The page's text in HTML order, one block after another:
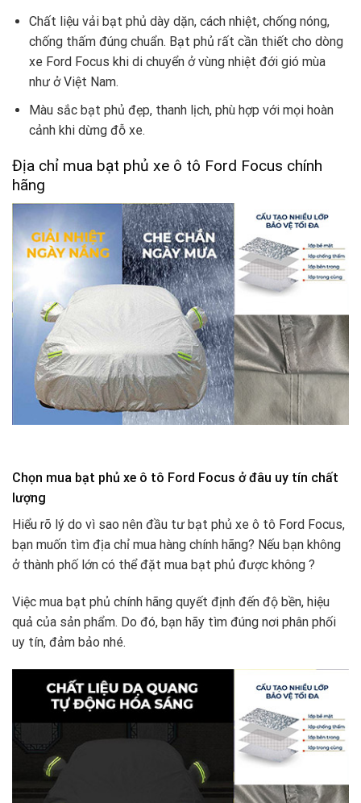
Chất liệu vải bạt phủ dày dặn, cách nhiệt, chống nóng,
chống thấm đúng chuẩn. Bạt phủ rất cần thiết cho dòng
xe Ford Focus khi di chuyển ở vùng nhiệt đới gió mùa
như ở Việt Nam.
Màu sắc bạt phủ đẹp, thanh lịch, phù hợp với mọi hoàn
cảnh khi dừng đỗ xe.
Địa chỉ mua bạt phủ xe ô tô Ford Focus chính
hãng
Chọn mua bạt phủ xe ô tô Ford Focus ở đâu uy tín chất
lượng
Hiểu rõ lý do vì sao nên đầu tư bạt phủ xe ô tô Ford Focus,
bạn muốn tìm địa chỉ mua hàng chính hãng? Nếu bạn không
ở thành phố lớn có thể đặt mua bạt phủ được không ?
Việc mua bạt phủ chính hãng quyết định đến độ bền, hiệu
quả của sản phẩm. Do đó, bạn hãy tìm đúng nơi phân phối
uy tín, đảm bảo nhé.